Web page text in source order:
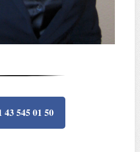
43 545 01 50